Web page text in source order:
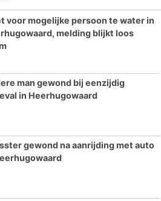
voor mogelijke persoon te water in
melding blijkt loos
man gewond bij eenzijdig
in Heerhugowaard
gewond na aanrijding met auto